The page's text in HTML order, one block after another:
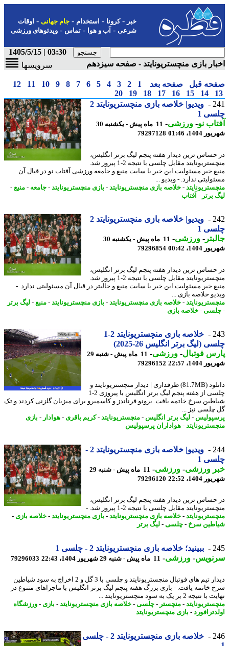
-کرونا-استخدام- جام جهانی-اوقات
شرعی-آب و هوا-تماس-ویدئوهای ورزشی
03:30 | 1405/5/15
بازی منچستریونایتد - صفحه سیزدهم
سرویسها
قبل صفحه بعد 1
2
3
4
5
6
7
8
9
10
11
12
14
15
16
17
18
19
20
ویدیو| خلاصه بازی منچستریونایتد 2
1
نو- ورزشی-
11 ماه پیش - یکشنبه 30
01:46
79297128
ترین دیدار هفته پنجم لیگ برتر انگلیس،
منچستریونایتد مقابل چلسی با نتیجه 2-1 پیروز شد.
خبر مسئولیت این خبر با سایت منبع و جامعه ورزشی آفتاب نو در قبال آن
ندارد. - ویدیو ...
-خلاصه بازی منچستریونایتد-بازی منچستریونایتد-جامعه-منبع -
برتر - آفتاب
ویدیو| خلاصه بازی منچستریونایتد 2
1
-ورزشی-
11 ماه پیش - یکشنبه 30
00:42
79296854
ترین دیدار هفته پنجم لیگ برتر انگلیس،
منچستریونایتد مقابل چلسی با نتیجه 2-1 پیروز شد.
خبر مسئولیت این خبر با سایت منبع و جالبتر در قبال آن مسئولیتی ندارد. -
خلاصه بازی ...
-خلاصه بازی منچستریونایتد-بازی منچستریونایتد-منبع -لیگ برتر
-خلاصه بازی
خلاصه بازی منچستریونایتد 2-1
(لیگ برتر انگلیس 26-2025)
فوتبال-ورزشی-
11 ماه پیش - شنبه 29
22:57
79296152
دانلود (81.7MB) طرفداری | دیدار منچستریونایتد و
چلسی از هفته پنجم لیگ برتر انگلیس با پیروزی 2-1
سرخ خاتمه یافت. برونو فرناندز و کاسمیرو برای میزبان گلزنی کردند و تک
نیز ...
-لیگ برتر انگلیس-منچستریونایتد-کریم باقری- هوادار-بازی
-هواداران پرسپولیس
ویدیو| خلاصه بازی منچستریونایتد 2 -
1
ورزشی-ورزشی-
11 ماه پیش - شنبه 29
22:52
79296120
ترین دیدار هفته پنجم لیگ برتر انگلیس،
مقابل چلسی با نتیجه 2-1 پیروز شد. -
-خلاصه بازی منچستریونایتد-بازی منچستریونایتد-خلاصه بازی -
سرخ-چلسی-لیگ برتر
ببینید؛ خلاصه بازی منچستریونایتد 2 - چلسی 1
-ورزشی-11 ماه پیش - شنبه 29 شهریور 1404، 22:43 79296033
دیدار تیم های فوتبال منچستریونایتد و چلسی با 3 گل و 2 اخراج به سود شیاطین
خاتمه یافت. - بازی بزرگ هفته پنجم لیگ برتر انگلیس با ماجراهای متنوع در
2 بر یک به سود منچستریونایتد ...
-منچستر-چلسی-خلاصه بازی منچستریونایتد-بازی - ورزشگاه
-بازی منچستریونایتد
خلاصه بازی منچستریونایتد 2 - چلسی